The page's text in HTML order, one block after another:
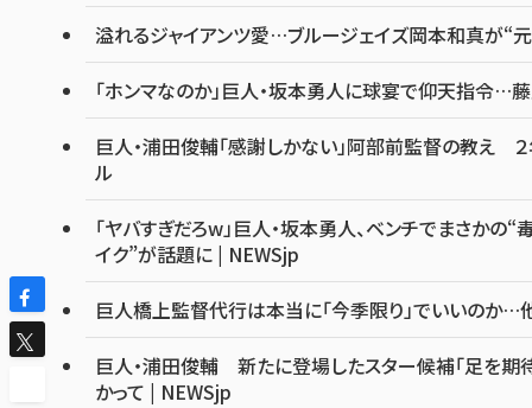
溢れるジャイアンツ愛…ブルージェイズ岡本和真が“
「ホンマなのか」巨人・坂本勇人に球宴で仰天指令…
巨人・浦田俊輔「感謝しかない」阿部前監督の教え
ル
「ヤバすぎだろw」巨人・坂本勇人、ベンチでまさかの“
イク”が話題に | NEWSjp
巨人橋上監督代行は本当に「今季限り」でいいのか
巨人・浦田俊輔 新たに登場したスター候補「足を期
かって | NEWSjp